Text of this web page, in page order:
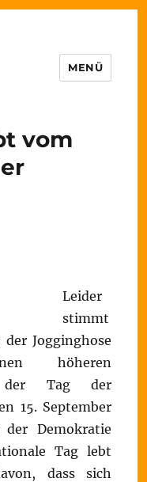
MENÜ
vom
Leider
stimmt
Jogginghose
höheren
der Tag der
15. September
Demokratie
Tag lebt
dass sich